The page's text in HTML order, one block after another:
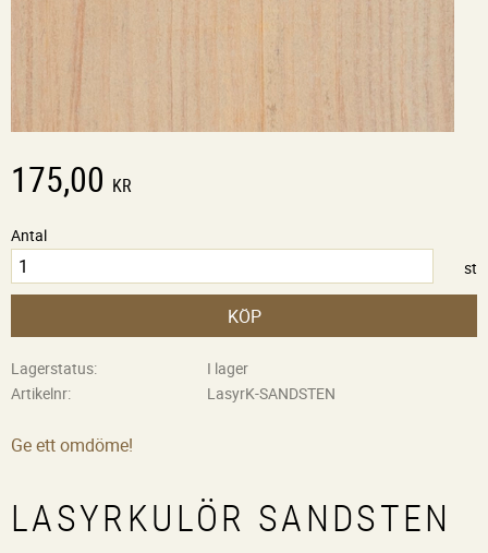
175,00 KR
Antal
st
KÖP
Lagerstatus
I lager
Artikelnr
LasyrK-SANDSTEN
Ge ett omdöme!
LASYRKULÖR SANDSTEN